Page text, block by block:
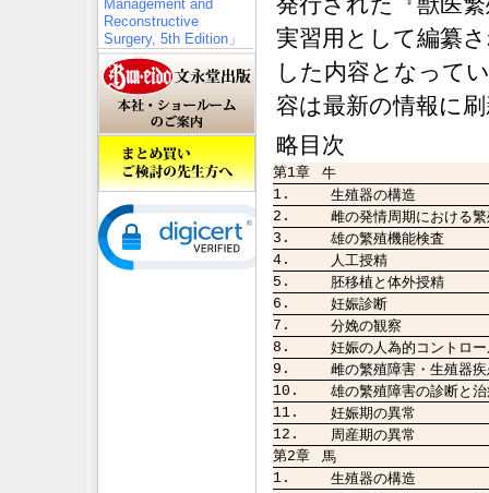
Management and
Reconstructive
Surgery, 5th Edition」
実習用として編纂
した内容となって
容は最新の情報に
略目次
第1章
牛
1.
生殖器の構造
2.
雌の発情周期における
3.
雄の繁殖機能検査
4.
人工授精
5.
胚移植と体外授精
6.
妊娠診断
7.
分娩の観察
8.
妊娠の人為的コントロ
9.
雌の繁殖障害・生殖器
10.
雄の繁殖障害の診断と
11.
妊娠期の異常
12.
周産期の異常
第2章
馬
1.
生殖器の構造